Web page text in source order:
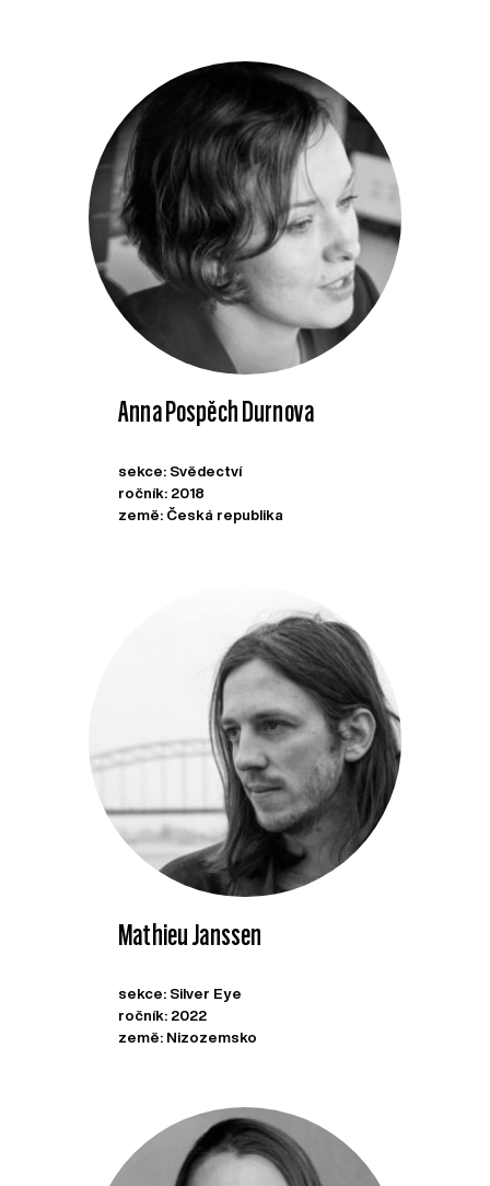
Anna Pospěch Durnova
sekce: Svědectví
ročník: 2018
země: Česká republika
Mathieu Janssen
sekce: Silver Eye
ročník: 2022
země: Nizozemsko